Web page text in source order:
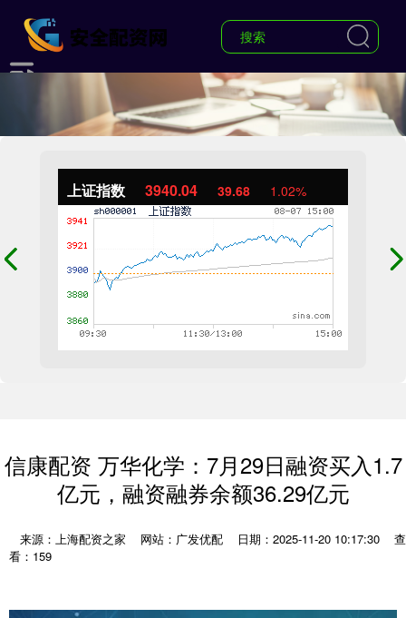
上证指数 3940.04 39.68 1.02%
信康配资 万华化学：7月29日融资买入1.7
亿元，融资融券余额36.29亿元
来源：上海配资之家 网站：广发优配 日期：2025-11-20 10:17:30
查
看：159